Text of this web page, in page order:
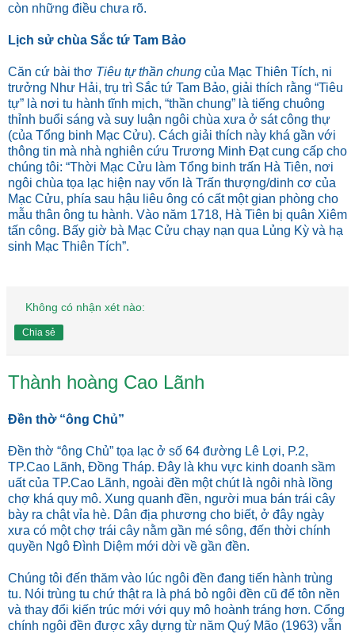
còn những điều chưa rõ.
Lịch sử chùa Sắc tứ Tam Bảo
Căn cứ bài thơ Tiêu tự thần chung của Mạc Thiên Tích, ni
trưởng Như Hải, trụ trì Sắc tứ Tam Bảo, giải thích rằng “Tiêu
tự” là nơi tu hành tĩnh mịch, “thần chung” là tiếng chuông
thỉnh buổi sáng và suy luận ngôi chùa xưa ở sát công thự
(của Tổng binh Mạc Cửu). Cách giải thích này khá gần với
thông tin mà nhà nghiên cứu Trương Minh Đạt cung cấp cho
chúng tôi: “Thời Mạc Cửu làm Tổng binh trấn Hà Tiên, nơi
ngôi chùa tọa lạc hiện nay vốn là Trấn thượng/dinh cơ của
Mạc Cửu, phía sau hậu liêu ông có cất một gian phòng cho
mẫu thân ông tu hành. Vào năm 1718, Hà Tiên bị quân Xiêm
tấn công. Bấy giờ bà Mạc Cửu chạy nạn qua Lủng Kỳ và hạ
sinh Mạc Thiên Tích”.
Không có nhận xét nào:
Chia sẻ
Thành hoàng Cao Lãnh
Đền thờ “ông Chủ”
Đền thờ “ông Chủ” tọa lạc ở số 64 đường Lê Lợi, P.2,
TP.Cao Lãnh, Đồng Tháp. Đây là khu vực kinh doanh sầm
uất của TP.Cao Lãnh, ngoài đền một chút là ngôi nhà lồng
chợ khá quy mô. Xung quanh đền, người mua bán trái cây
bày ra chật vỉa hè. Dân địa phương cho biết, ở đây ngày
xưa có một chợ trái cây nằm gần mé sông, đến thời chính
quyền Ngô Đình Diệm mới dời về gần đền.
Chúng tôi đến thăm vào lúc ngôi đền đang tiến hành trùng
tu. Nói trùng tu chứ thật ra là phá bỏ ngôi đền cũ để tôn nền
và thay đổi kiến trúc mới với quy mô hoành tráng hơn. Cổng
chính ngôi đền được xây dựng từ năm Quý Mão (1963) vẫn